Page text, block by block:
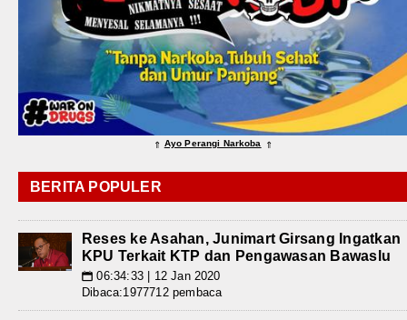
⇑ Ayo Perangi Narkoba ⇑
BERITA POPULER
Reses ke Asahan, Junimart Girsang Ingatkan
KPU Terkait KTP dan Pengawasan Bawaslu
📅 06:34:33 | 12 Jan 2020
Dibaca:1977712 pembaca